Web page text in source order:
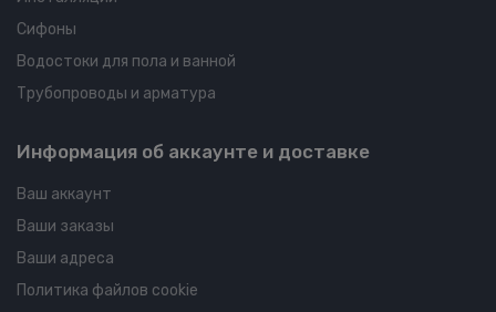
Сифоны
Водостоки для пола и ванной
Трубопроводы и арматура
Информация об аккаунте и доставке
Ваш аккаунт
Ваши заказы
Ваши адреса
Политика файлов cookie